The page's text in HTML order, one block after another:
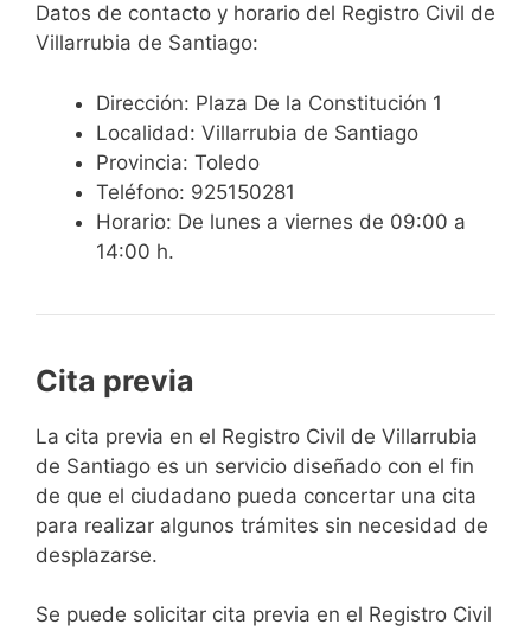
Datos de contacto y horario del Registro Civil de
Villarrubia de Santiago:
Dirección: Plaza De la Constitución 1
Localidad: Villarrubia de Santiago
Provincia: Toledo
Teléfono: 925150281
Horario: De lunes a viernes de 09:00 a
14:00 h.
Cita previa
​​​​​​​​​​​​​​​​​​​​​​​​​​​​La cita previa en el Registro Civil de Villarrubia
de Santiago es un servicio diseñado con el fin
de que el ciudadano pueda concertar una cita
para realizar algunos trámites sin necesidad de
desplazarse.​
Se puede solicitar cita previa en el Registro Civil